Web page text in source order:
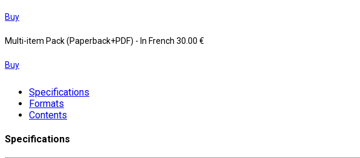
Buy
Multi-item Pack (Paperback+PDF) - In French 30.00 €
Buy
Specifications
Formats
Contents
Specifications